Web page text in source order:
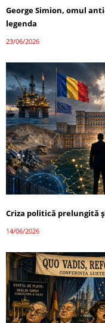
George Simion, omul
legenda
23/06/2026
Criza politică prelungită
14/06/2026